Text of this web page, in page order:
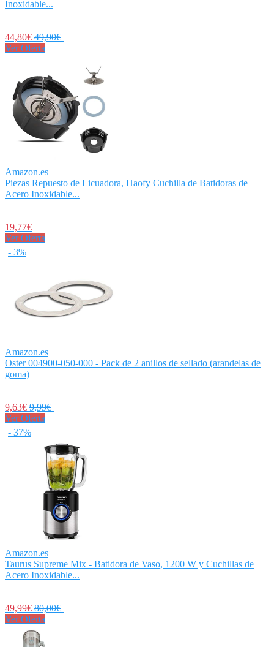
Inoxidable...
44,80€ 49,90€
Ver Oferta
Amazon.es
Piezas Repuesto de Licuadora, Haofy Cuchilla de Batidoras de
Acero Inoxidable...
19,77€
Ver Oferta
- 3%
Amazon.es
Oster 004900-050-000 - Pack de 2 anillos de sellado (arandelas de
goma)
9,63€ 9,99€
Ver Oferta
- 37%
Amazon.es
Taurus Supreme Mix - Batidora de Vaso, 1200 W y Cuchillas de
Acero Inoxidable...
49,99€ 80,00€
Ver Oferta